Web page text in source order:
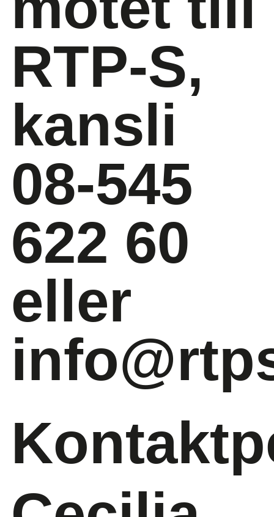
RTP-S,
kansli
08-545
622 60
eller